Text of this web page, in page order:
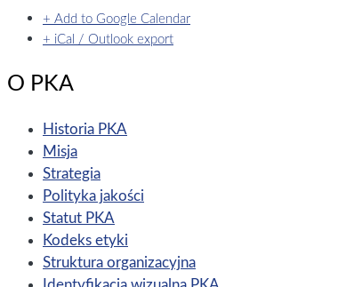
+ Add to Google Calendar
+ iCal / Outlook export
O PKA
Historia PKA
Misja
Strategia
Polityka jakości
Statut PKA
Kodeks etyki
Struktura organizacyjna